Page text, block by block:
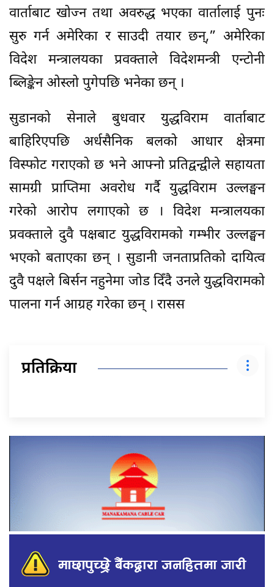
वार्ताबाट खोज्न तथा अवरुद्ध भएका वार्तालाई पुनः
सुरु गर्न अमेरिका र साउदी तयार छन्,” अमेरिका
विदेश मन्त्रालयका प्रवक्ताले विदेशमन्त्री एन्टोनी
ब्लिङ्केन ओस्लो पुगेपछि भनेका छन् ।
सुडानको सेनाले बुधवार युद्धविराम वार्ताबाट
बाहिरिएपछि अर्धसैनिक बलको आधार क्षेत्रमा
विस्फोट गराएको छ भने आफ्नो प्रतिद्वन्द्वीले सहायता
सामग्री प्राप्तिमा अवरोध गर्दै युद्धविराम उल्लङ्घन
गरेको आरोप लगाएको छ । विदेश मन्त्रालयका
प्रवक्ताले दुवै पक्षबाट युद्धविरामको गम्भीर उल्लङ्घन
भएको बताएका छन् । सुडानी जनताप्रतिको दायित्व
दुवै पक्षले बिर्सन नहुनेमा जोड दिँदै उनले युद्धविरामको
पालना गर्न आग्रह गरेका छन् । रासस
प्रतिक्रिया